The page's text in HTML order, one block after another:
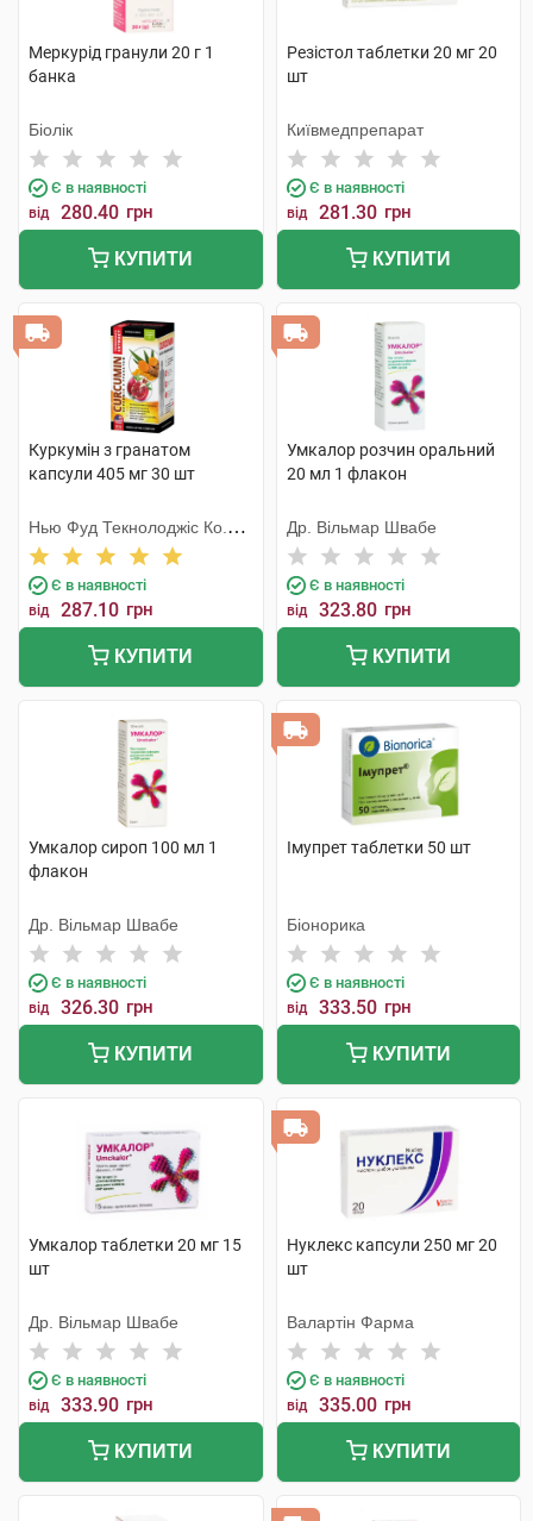
Меркурід гранули 20 г 1
банка
Біолік
Є в наявності
від 280.40 грн
КУПИТИ
Резістол таблетки 20 мг 20
шт
Київмедпрепарат
Є в наявності
від 281.30 грн
КУПИТИ
Куркумін з гранатом
капсули 405 мг 30 шт
Нью Фуд Текнолоджіс Ко.
Лтд
Є в наявності
від 287.10 грн
КУПИТИ
Умкалор розчин оральний
20 мл 1 флакон
Др. Вільмар Швабе
Є в наявності
від 323.80 грн
КУПИТИ
Умкалор сироп 100 мл 1
флакон
Др. Вільмар Швабе
Є в наявності
від 326.30 грн
КУПИТИ
Імупрет таблетки 50 шт
Біонорика
Є в наявності
від 333.50 грн
КУПИТИ
Умкалор таблетки 20 мг 15
шт
Др. Вільмар Швабе
Є в наявності
від 333.90 грн
КУПИТИ
Нуклекс капсули 250 мг 20
шт
Валартін Фарма
Є в наявності
від 335.00 грн
КУПИТИ